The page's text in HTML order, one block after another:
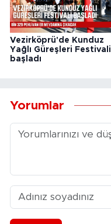
Vezirköprü'de Kunduz
Yağlı Güreşleri Festivali
başladı
Yorumlar